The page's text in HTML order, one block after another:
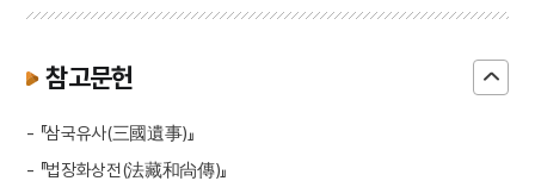
참고문헌
- 『삼국유사(三國遺事)』
- 『법장화상전(法藏和尙傳)』